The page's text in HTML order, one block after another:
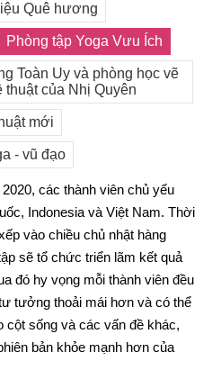
Quê hương
Phòng tập Yoga Vưu Ích
Toàn Uy và phòng học vẽ
thuật của Nhị Quyên
mới
- vũ đạo
các thành viên chủ yếu
Indonesia và Việt Nam. Thời
vào chiều chủ nhật hàng
sẽ tổ chức triển lãm kết quả
đó hy vọng mỗi thành viên đều
tưởng thoải mái hơn và có thể
sống và các vấn đề khác,
bản khỏe mạnh hơn của